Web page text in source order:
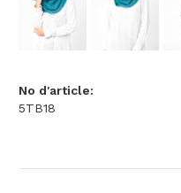
No d'article:
5TB18